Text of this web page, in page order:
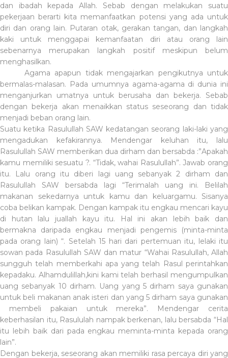
dan ibadah kepada Allah. Sebab dengan melakukan suatu
pekerjaan berarti kita memanfaatkan potensi yang ada untuk
diri dan orang lain. Putaran otak, gerakan tangan, dan langkah
kaki untuk menggapai kemanfaatan diri atau orang lain
sebenarnya merupakan langkah positif meskipun belum
menghasilkan.
Agama apapun tidak mengajarkan pengikutnya untuk
bermalas-malasan. Pada umumnya agama-agama di dunia ini
menganjurkan umatnya untuk berusaha dan bekerja. Sebab
dengan bekerja akan menaikkan status seseorang dan tidak
menjadi beban orang lain.
Suatu ketika Rasulullah SAW kedatangan seorang laki-laki yang
mengadukan kefakirannya. Mendengar keluhan itu, lalu
Rasulullah SAW memberikan dua dirham dan bersabda :”Apakah
kamu memiliki sesuatu ?. “Tidak, wahai Rasulullah”. Jawab orang
itu. Lalu orang itu diberi lagi uang sebanyak 2 dirham dan
Rasulullah SAW bersabda lagi “Terimalah uang ini. Belilah
makanan sekedarnya untuk kamu dan keluargamu. Sisanya
coba belikan kampak. Dengan kampak itu engkau mencari kayu
di hutan lalu juallah kayu itu. Hal ini akan lebih baik dan
bermakna daripada engkau menjadi pengemis (minta-minta
pada orang lain) “. Setelah 15 hari dari pertemuan itu, lelaki itu
sowan pada Rasulullah SAW dan matur “Wahai Rasulullah, Allah
sungguh telah memberkahi apa yang telah Rasul perintahkan
kepadaku. Alhamdulillah,kini kami telah berhasil mengumpulkan
uang sebanyak 10 dirham. Uang yang 5 dirham saya gunakan
untuk beli makanan anak isteri dan yang 5 dirham saya gunakan
membeli pakaian untuk mereka”. Mendengar cerita
keberhasilan itu, Rasululah nampak berkenan, lalu bersabda “Hal
itu lebih baik dari pada engkau meminta-minta kepada orang
lain”.
Dengan bekerja, seseorang akan memiliki rasa percaya diri yang